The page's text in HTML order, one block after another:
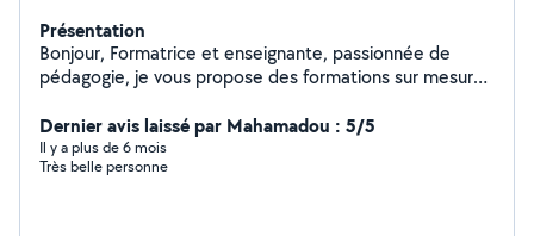
Présentation
Bonjour, Formatrice et enseignante, passionnée de
pédagogie, je vous propose des formations sur mesure,
besoin et à vos modes d'apprentissage. - Formations en
langues : français anglais italien, pour tous niveaux et
tous publics - Soutien scolaire - Préparation aux
Dernier avis laissé par Mahamadou : 5/5
Il y a plus de 6 mois
Très belle personne